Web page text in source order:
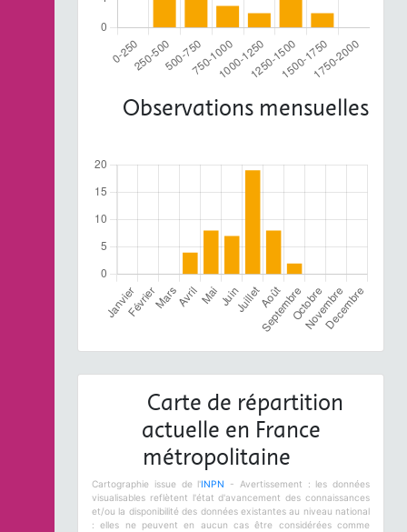
Observations mensuelles
Carte de répartition
actuelle en France
métropolitaine
Cartographie issue de l'INPN
- Avertissement : les données
visualisables reflètent l'état d'avancement des connaissances
et/ou la disponibilité des données existantes au niveau national
: elles ne peuvent en aucun cas être considérées comme